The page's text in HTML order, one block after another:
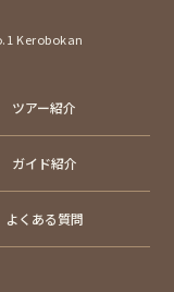
Kerobokan
ツアー紹介
ガイド紹介
よくある質問